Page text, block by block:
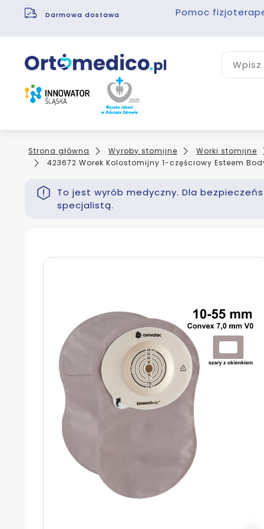
Darmowa dostawa Pomoc
Strona główna Wyroby stomijne Worki stomijne
423672 Worek Kolostomijny 1-częściowy Esteem
To jest wyrób medyczny. Dla
specjalistą.